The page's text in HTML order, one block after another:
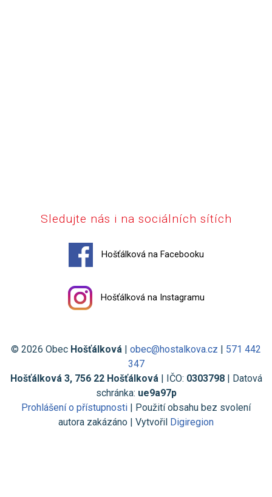
Sledujte nás i na sociálních sítích
Hošťálková na Facebooku
Hošťálková na Instagramu
© 2026 Obec Hošťálková obec@hostalkova.cz
571 442
347
Hošťálková 3, 756 22 Hošťálková| IČO: 0303798| Datová
schránka: ue9a97p
Prohlášení o přístupnosti | Použití obsahu bez svolení
autora zakázáno | Vytvořil Digiregion